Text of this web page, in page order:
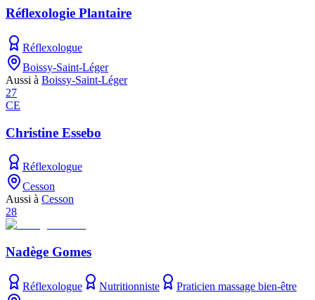
Réflexologie Plantaire
Réflexologue
Boissy-Saint-Léger
Aussi à Boissy-Saint-Léger
27
CE
Christine Essebo
Réflexologue
Cesson
Aussi à Cesson
28
Nadège Gomes
Réflexologue Nutritionniste
Praticien massage bien-être